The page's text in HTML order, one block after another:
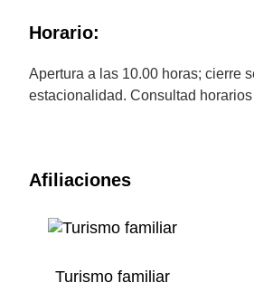
Horario:
Apertura a las 10.00 horas; cierre
estacionalidad. Consultad
Afiliaciones
Turismo familiar